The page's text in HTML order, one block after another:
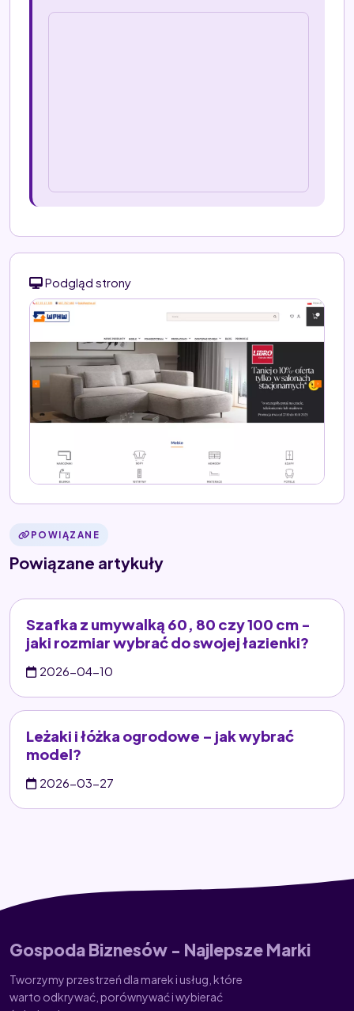
Podgląd strony
POWIĄZANE
Powiązane artykuły
Szafka z umywalką 60, 80 czy 100 cm -
jaki rozmiar wybrać do swojej łazienki?
2026-04-10
Leżaki i łóżka ogrodowe – jak wybrać
model?
2026-03-27
Gospoda Biznesów - Najlepsze Marki
Tworzymy przestrzeń dla marek i usług, które
warto odkrywać, porównywać i wybierać